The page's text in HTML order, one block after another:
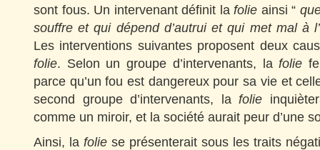
sont fous. Un intervenant définit la folie ainsi “
souffre et qui dépend d’autrui et qui met mal à
Les interventions suivantes proposent deux
folie. Selon un groupe d’intervenants, lafolie
parce qu’un fou est dangereux pour sa vie et
second groupe d’intervenants, lafolie
comme un miroir, et la société aurait peur d’une
Ainsi, la folie se présenterait sous les traits